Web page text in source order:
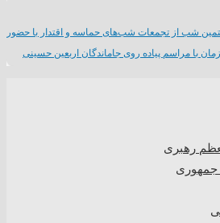
شب از تجمعات شب‌های حماسه و اقتدار با حضور
با مراسم پیاده روی جاماندگان اربعین حسینی
رهبری
جمهوری